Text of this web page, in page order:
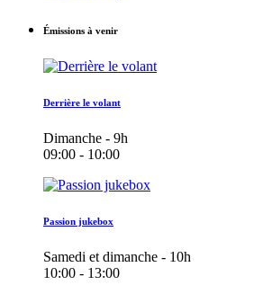
Émissions à venir
Derrière le volant
Dimanche - 9h
09:00 - 10:00
Passion jukebox
Samedi et dimanche - 10h
10:00 - 13:00